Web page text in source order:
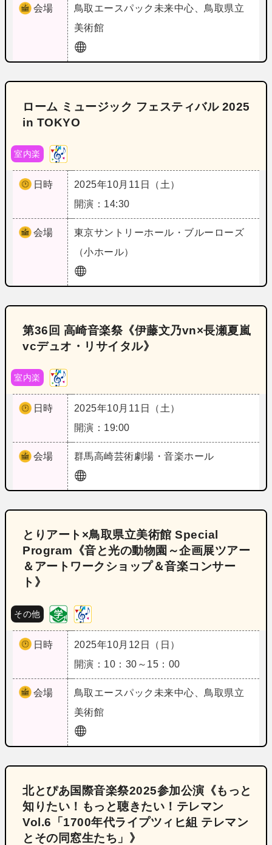
会場 鳥取 エースパック未来中心、鳥取県立
美術館
ローム ミュージック フェスティバル 2025
in TOKYO
室内楽
日時
2025年10月11日（土）
開演：14:30
会場 東京サントリーホール・ブルーローズ
（小ホール）
第36回 高崎音楽祭《伊藤文乃vn×長瀬夏嵐
vcデュオ・リサイタル》
室内楽
日時
2025年10月11日（土）
開演：19:00
会場 群馬高崎芸術劇場・音楽ホール
とりアート×鳥取県立美術館 Special
Program《音と光の動物園～企画展ツアー
＆アートワークショップ＆音楽コンサー
ト》
その他
日時
2025年10月12日（日）
開演：10：30～15：00
会場 鳥取 エースパック未来中心、鳥取県立
美術館
北とぴあ国際音楽祭2025参加公演《もっと
知りたい！もっと聴きたい！テレマン
Vol.6「1700年代ライプツィヒ組 テレマン
とその同窓生たち」》